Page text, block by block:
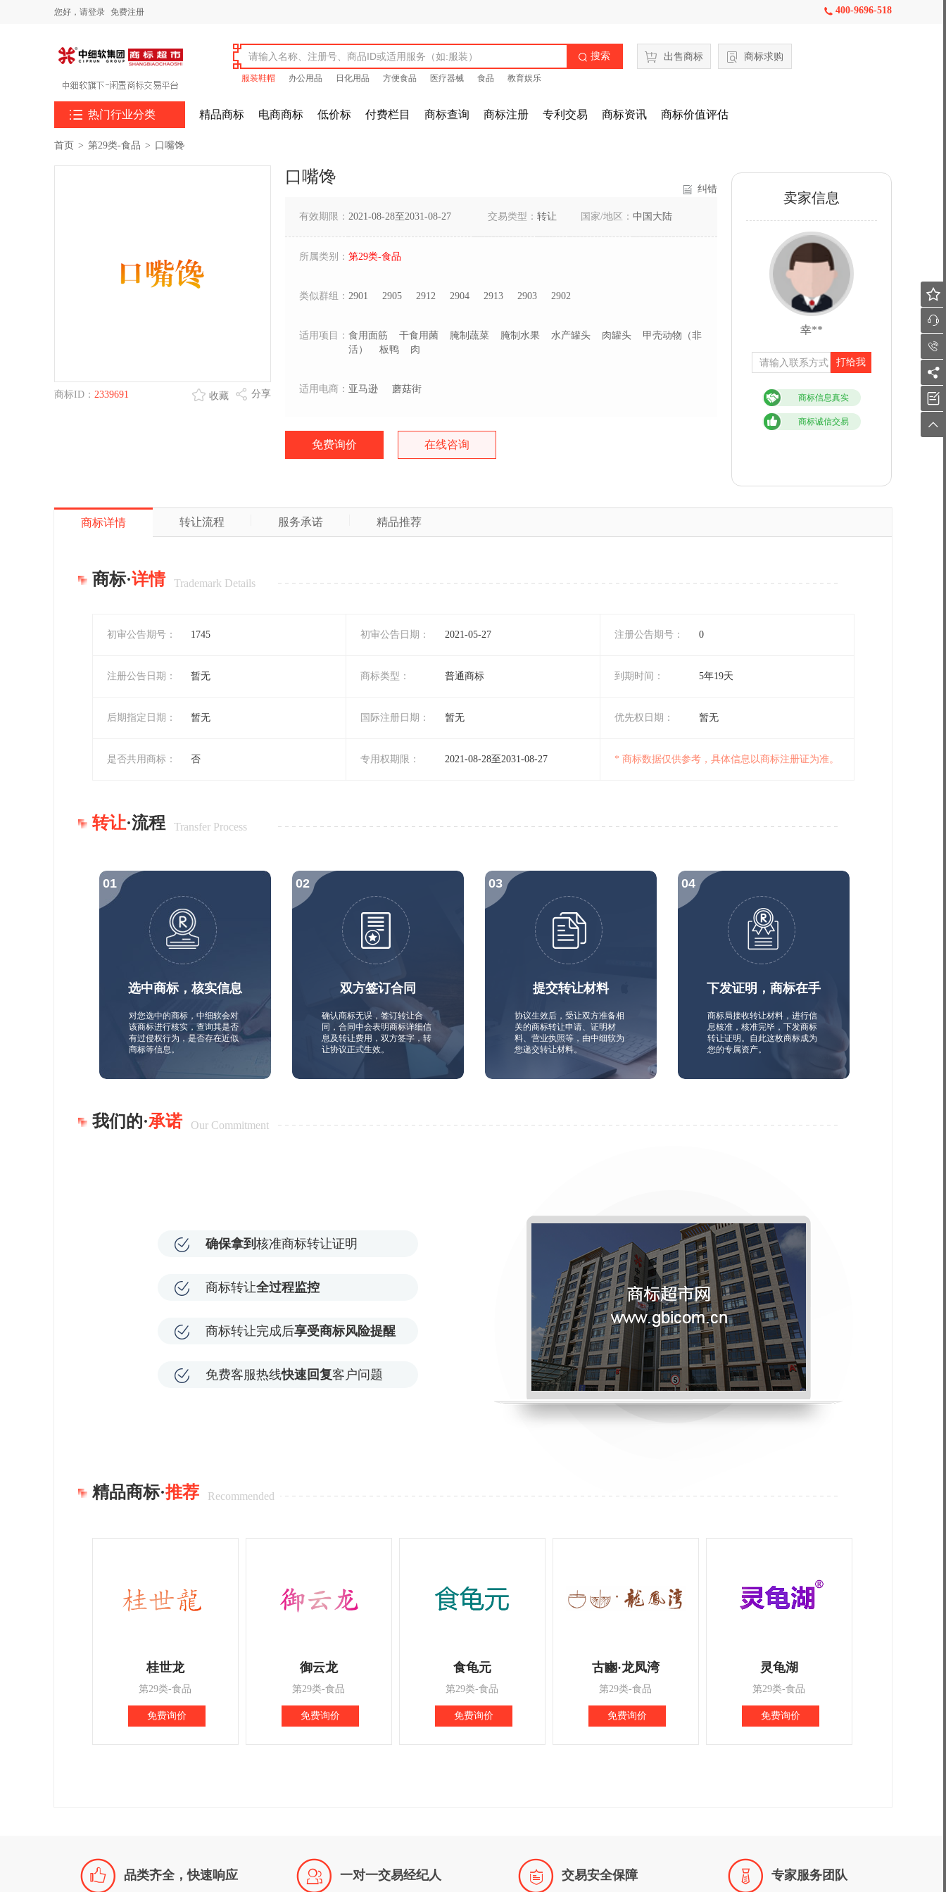
您好， 请登录 免费注册  400-9696-518
 搜索
服装鞋帽 办公用品 日化用品 方便食品 医疗器械 食品 教育娱乐
出售商标 商标求购
 热门行业分类 精品商标 电商商标 低价标 付费栏目 商标查询 商标注册 专利交易 商标资讯 商标价值评估
首页 > 第29类-食品 > 口嘴馋
商标ID： 2339691 分享
收藏
口嘴馋
纠错
有效期限： 2021-08-28至2031-08-27 交易类型： 转让 国家/地区： 中国大陆
所属类别： 第29类-食品
类似群组： 2901 2905 2912 2904 2913 2903 2902
适用项目： 食用面筋 干食用菌 腌制蔬菜 腌制水果 水产罐头 肉罐头
甲壳动物（非
活）
板鸭 肉
适用电商： 亚马逊 蘑菇街
免费询价 在线咨询
卖家信息
幸**
打给我
商标信息真实
商标诚信交易
商标详情 转让流程 服务承诺 精品推荐
商标·详情 Trademark Details
初审公告期号： 1745 初审公告日期： 2021-05-27 注册公告期号： 0
注册公告日期： 暂无 商标类型： 普通商标 到期时间： 5年19天
后期指定日期： 暂无 国际注册日期： 暂无 优先权日期： 暂无
是否共用商标： 否 专用权期限： 2021-08-28至2031-08-27 * 商标数据仅供参考，具体信息以商标注册证为准。
转让·流程 Transfer Process
选中商标，核实信息
对您选中的商标，中细软会对
该商标进行核实，查询其是否
有过侵权行为，是否存在近似
商标等信息。
双方签订合同
确认商标无误，签订转让合
同，合同中会表明商标详细信
息及转让费用，双方签字，转
让协议正式生效。
提交转让材料
协议生效后，受让双方准备相
关的商标转让申请、证明材
料、营业执照等，由中细软为
您递交转让材料。
下发证明，商标在手
商标局接收转让材料，进行信
息核准，核准完毕，下发商标
转让证明。自此这枚商标成为
您的专属资产。
我们的·承诺 Our Commitment
确保拿到 核准商标转让证明
商标转让全过程监控
商标转让完成后享受商标风险提醒
免费客服热线快速回复客户问题
精品商标·推荐 Recommended
桂世龙
第29类-食品
免费询价
御云龙
第29类-食品
免费询价
食龟元
第29类-食品
免费询价
古豳·龙凤湾
第29类-食品
免费询价
灵龟湖
第29类-食品
免费询价
 品类齐全，快速响应  一对一交易经纪人  交易安全保障  专家服务团队





